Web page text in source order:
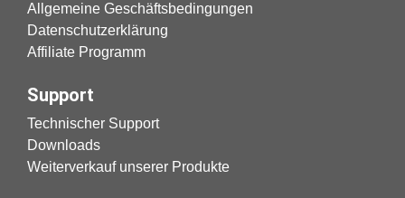
Allgemeine Geschäftsbedingungen
Datenschutzerklärung
Affiliate Programm
Support
Technischer Support
Downloads
Weiterverkauf unserer Produkte